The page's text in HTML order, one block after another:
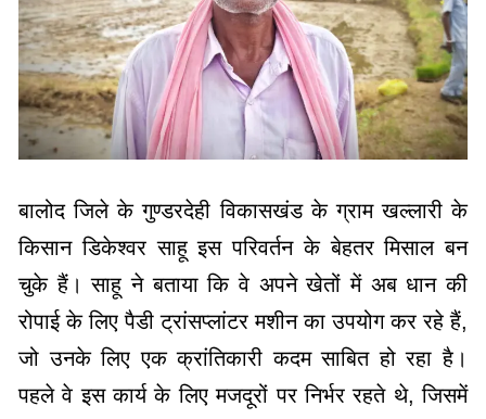
बालोद जिले के गुण्डरदेही विकासखंड के ग्राम खल्लारी के
किसान डिकेश्वर साहू इस परिवर्तन के बेहतर मिसाल बन
चुके हैं। साहू ने बताया कि वे अपने खेतों में अब धान की
रोपाई के लिए पैडी ट्रांसप्लांटर मशीन का उपयोग कर रहे हैं,
जो उनके लिए एक क्रांतिकारी कदम साबित हो रहा है।
पहले वे इस कार्य के लिए मजदूरों पर निर्भर रहते थे, जिसमें